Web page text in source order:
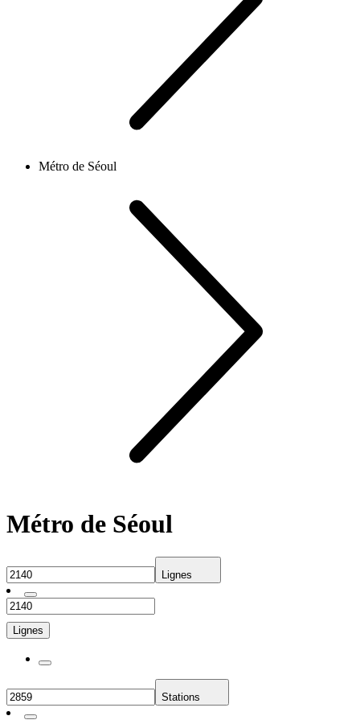
Métro de Séoul
Métro de Séoul
Lignes
Lignes
Stations